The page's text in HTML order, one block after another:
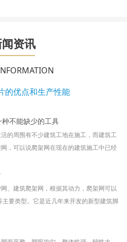
闻资讯
不能缺少的工具
的周围有不少建筑工地在施工，而建筑工
，可以说爬架网在现在的建筑施工中已经
、建筑爬架网，根据其动力，爬架网可以
要类型。它是近几年来开发的新型建筑脚